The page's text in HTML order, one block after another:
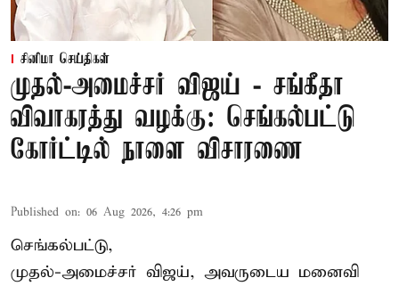
சினிமா செய்திகள்
முதல்-அமைச்சர் விஜய் - சங்கீதா
விவாகரத்து வழக்கு: செங்கல்பட்டு
கோர்ட்டில் நாளை விசாரணை
Published on: 06 Aug 2026, 4:26 pm
செங்கல்பட்டு,
முதல்-அமைச்சர் விஜய், அவருடைய மனைவி